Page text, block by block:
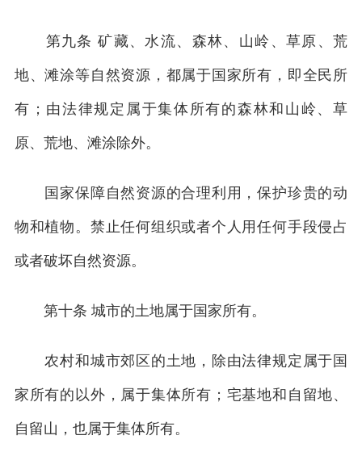
第九条 矿藏、水流、森林、山岭、草原、荒
地、滩涂等自然资源，都属于国家所有，即全民所
有；由法律规定属于集体所有的森林和山岭、草
原、荒地、滩涂除外。
国家保障自然资源的合理利用，保护珍贵的动
物和植物。禁止任何组织或者个人用任何手段侵占
或者破坏自然资源。
第十条 城市的土地属于国家所有。
农村和城市郊区的土地，除由法律规定属于国
家所有的以外，属于集体所有；宅基地和自留地、
自留山，也属于集体所有。